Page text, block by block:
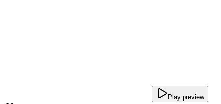
Play preview